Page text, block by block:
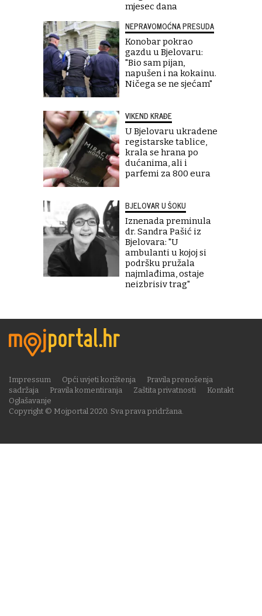
mjesec dana
NEPRAVOMOĆNA PRESUDA
Konobar pokrao
gazdu u Bjelovaru:
"Bio sam pijan,
napušen i na kokainu.
Ničega se ne sjećam"
VIKEND KRAĐE
U Bjelovaru ukradene
registarske tablice,
krala se hrana po
dućanima, ali i
parfemi za 800 eura
BJELOVAR U ŠOKU
Iznenada preminula
dr. Sandra Pašić iz
Bjelovara: "U
ambulanti u kojoj si
podršku pružala
najmlađima, ostaje
neizbrisiv trag"
Copyright © Mojportal 2020. Sva prava pridržana.
Impressum Opći uvjeti korištenja
Pravila prenošenja
sadržaja
Pravila komentiranja Zaštita privatnosti
Kontakt
Oglašavanje